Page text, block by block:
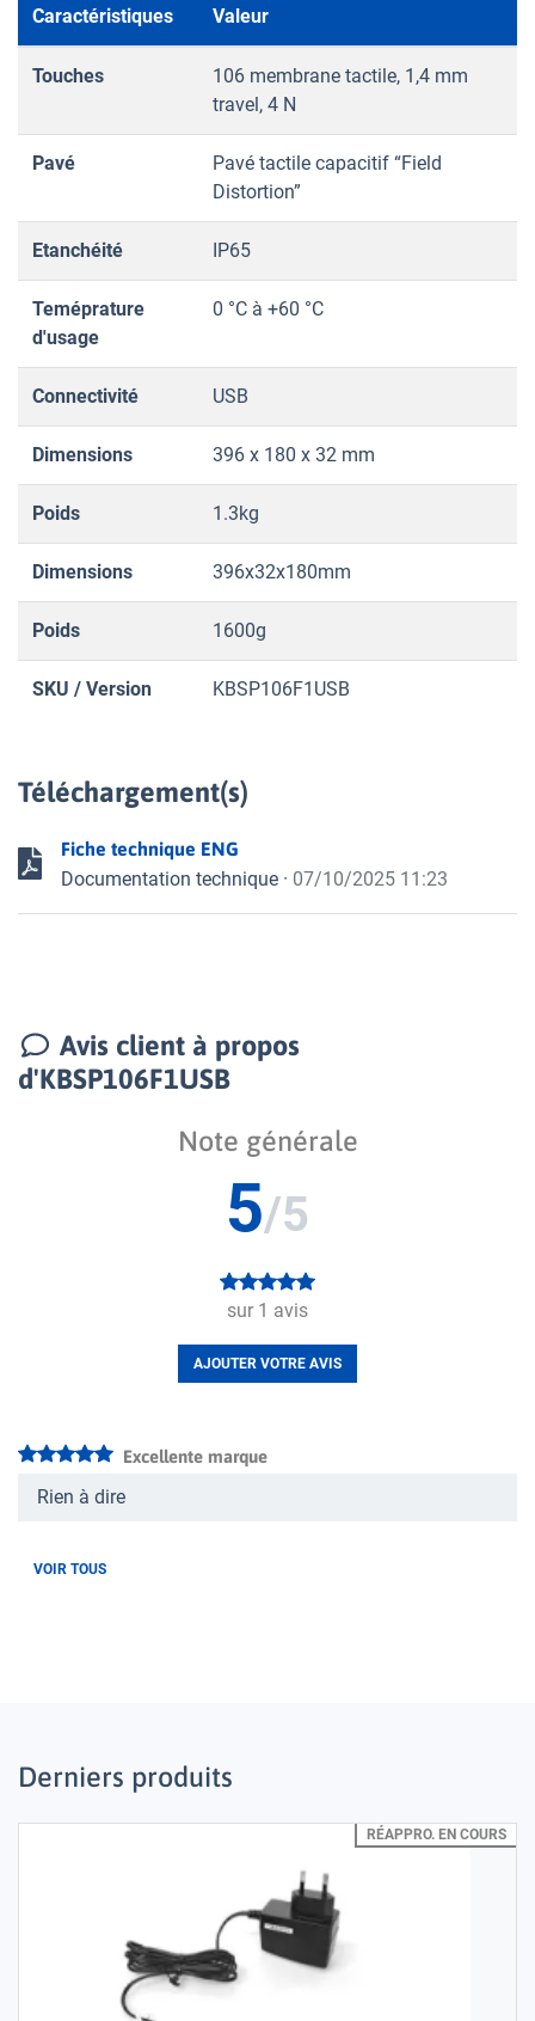
Caractéristiques Valeur
Touches
106 membrane tactile, 1,4 mm
travel, 4 N
Pavé
Pavé tactile capacitif “Field
Distortion”
Etanchéité IP65
Teméprature
d'usage
0 °C à +60 °C
Connectivité USB
Dimensions 396 x 180 x 32 mm
Poids 1.3kg
Dimensions 396x32x180mm
Poids 1600g
SKU / Version KBSP106F1USB
Téléchargement(s)
Fiche technique ENG
Documentation technique · 07/10/2025 11:23
Avis client à propos
d'KBSP106F1USB
Note générale
5/5
sur 1 avis
AJOUTER VOTRE AVIS
Excellente marque
Rien à dire
VOIR TOUS
Derniers produits
RÉAPPRO. EN COURS